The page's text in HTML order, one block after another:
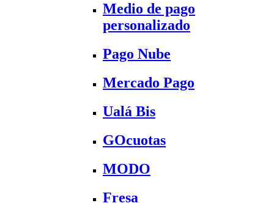
Medio de pago
personalizado
Pago Nube
Mercado Pago
Ualá Bis
GOcuotas
MODO
Fresa